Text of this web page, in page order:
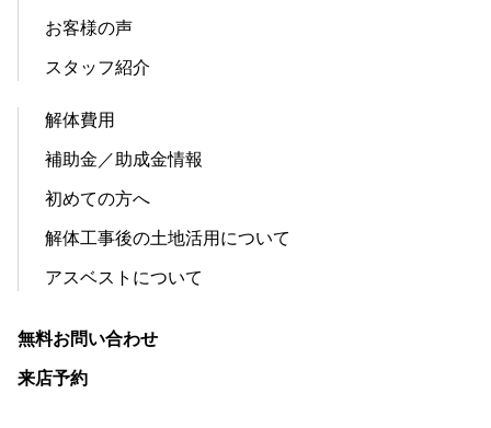
お客様の声
スタッフ紹介
解体費用
補助金／助成金情報
初めての方へ
解体工事後の土地活用について
アスベストについて
無料お問い合わせ
来店予約